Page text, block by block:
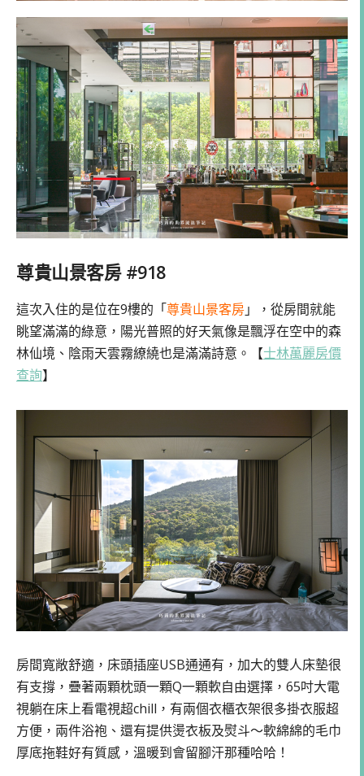
尊貴山景客房 #918
這次入住的是位在9樓的「尊貴山景客房」，從房間就能
眺望滿滿的綠意，陽光普照的好天氣像是飄浮在空中的森
林仙境、陰雨天雲霧繚繞也是滿滿詩意。【士林萬麗房價
查詢】
房間寬敞舒適，床頭插座USB通通有，加大的雙人床墊很
有支撐，疊著兩顆枕頭一顆Q一顆軟自由選擇，65吋大電
視躺在床上看電視超chill，有兩個衣櫃衣架很多掛衣服超
方便，兩件浴袍、還有提供燙衣板及熨斗～軟綿綿的毛巾
厚底拖鞋好有質感，溫暖到會留腳汗那種哈哈！